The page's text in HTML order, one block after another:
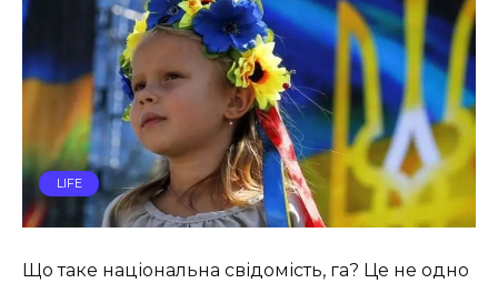
LIFE
Що таке національна свідомість, га? Це не одно